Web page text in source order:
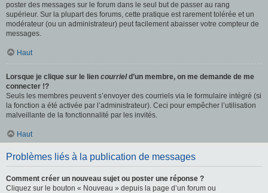
poster des messages sur le forum dans le seul but de passer au rang
supérieur. Sur la plupart des forums, cette pratique est rarement tolérée et un
modérateur (ou un administrateur) peut facilement abaisser votre compteur de
messages.
Haut
Lorsque je clique sur le lien courrield’un membre, on me demande de me
connecter !?
Seuls les membres peuvent s’envoyer des courriels via le formulaire intégré (si
la fonction a été activée par l’administrateur). Ceci pour empêcher l’utilisation
malveillante de la fonctionnalité par les invités.
Haut
Problèmes liés à la publication de messages
Comment créer un nouveau sujet ou poster une réponse ?
Cliquez sur le bouton « Nouveau » depuis la page d’un forum ou